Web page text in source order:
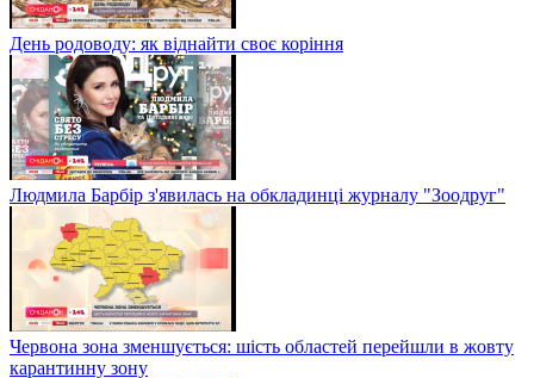
День родоводу: як віднайти своє коріння
Людмила Барбір з'явилась на обкладинці журналу "Зоодруг"
Червона зона зменшується: шість областей перейшли в жовту
карантинну зону